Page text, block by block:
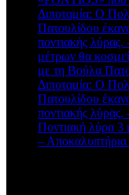
Διποταμία: Ο
Πατουλίδου
ποντιακής
μέτρων θα
με τη Βούλα
Διποταμία: Ο
Πατουλίδου
ποντιακής
Ποντιακή λύρα 3
–